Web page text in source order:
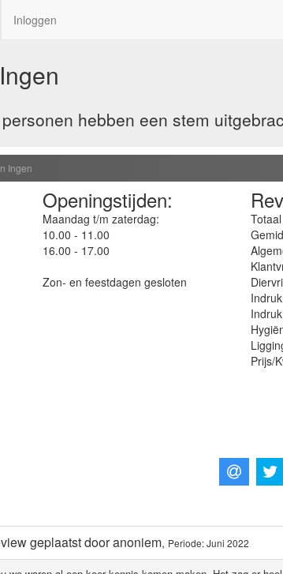
Inloggen
hebben een stem
Ingen
Openingstijden:
Maandag t/m zaterdag:
10.00 - 11.00
16.00 - 17.00
Zon- en feestdagen gesloten
Prijs/
geplaatst dooranoniem, Periode: Juni 2022